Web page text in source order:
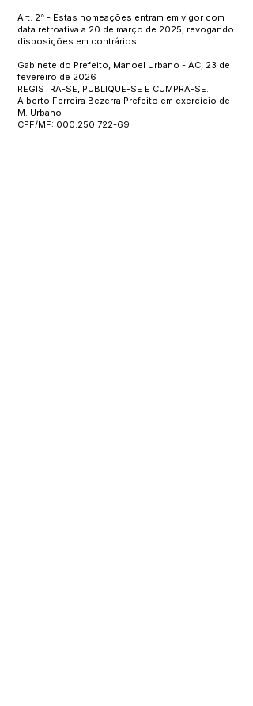
Art. 2° - Estas nomeações entram em vigor com
data retroativa a 20 de março de 2025, revogando
disposições em contrários.
Gabinete do Prefeito, Manoel Urbano - AC, 23 de
fevereiro de 2026
REGISTRA-SE, PUBLIQUE-SE E CUMPRA-SE.
Alberto Ferreira Bezerra Prefeito em exercício de
M. Urbano
CPF/MF: 000.250.722-69